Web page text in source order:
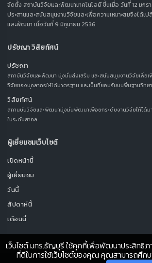
จัดตั้ง สถาบันวิจัยและพัฒนาเทคโนโลยี ขึ้นเมื่อ วันที่ 12 มกร
ประสานและสนับสนุนงานวิจัยและเพื่อความเหมาะสมจึงได้เ
และพัฒนา เมื่อวันที่ 9 มิถุนายน 2536
ปรัชญา วิสัยทัศน์
ปรัชญา
สถาบันวิจัยและพัฒนา มุ่งมั่นส่งเสริม และสนับสนุนงานวิจัยเพื่อเ
วิจัยของบุคลากรให้ได้มาตรฐาน และเป็นที่ยอมรับบนพื้นฐานวิทยา
วิสัยทัศน์
สถานบันวิจัยและพัฒนามุ่งมั่นพัฒนาเพื่อยกระดับงานวิจัยให้ได้ม
ในระดับสากล
ผู้เยี่ยมชมเว็บไซต์
เปิดหน้านี้
ผู้เยี่ยมชม
วันนี้
สัปดาห์นี้
เดือนนี้
เว็บไซต์ มทร.ธัญบุรี ใช้คุกกี้เพื่อพัฒนาประสิทธิ
ที่ดีในการใช้เว็บไซต์ของคุณ คุณสามารถศึกษ